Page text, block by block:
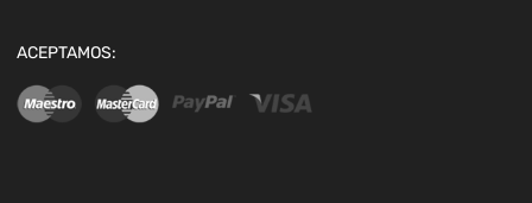
ACEPTAMOS: